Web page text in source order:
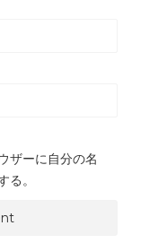
ザーに自分の名
る。